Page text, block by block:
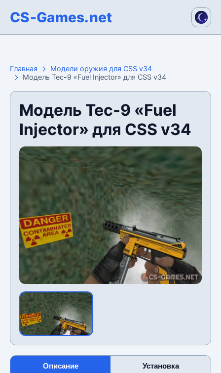
CS-Games.net
Главная
Модели оружия для CSS v34
Модель Tec-9 «Fuel Injector» для CSS v34
Модель Tec-9 «Fuel
Injector» для CSS v34
Описание Установка